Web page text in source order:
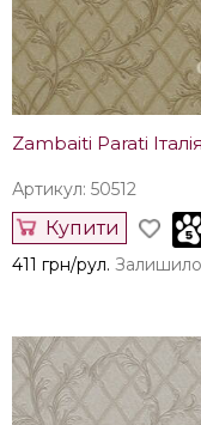
Zambaiti Parati Італія
Артикул: 50512
Купити
411 грн/рул.